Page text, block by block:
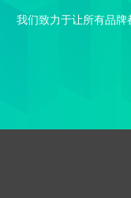
我们致力于让所有品